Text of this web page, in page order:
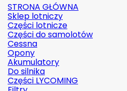
STRONA GŁÓWNA
Sklep lotniczy
Części lotnicze
Części do samolotów
Cessna
Opony
Akumulatory
Do silnika
Części LYCOMING